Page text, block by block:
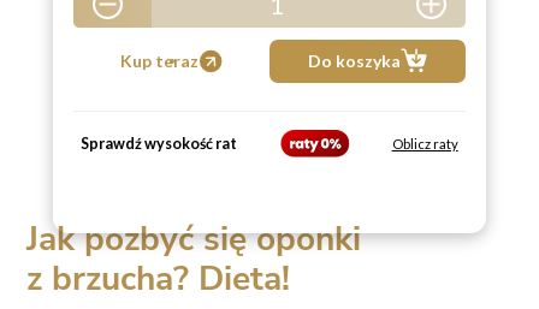
5
Kup teraz Do koszyka
Sprawdź wysokość rat Oblicz raty
Jak pozbyć się oponki
z brzucha? Dieta!